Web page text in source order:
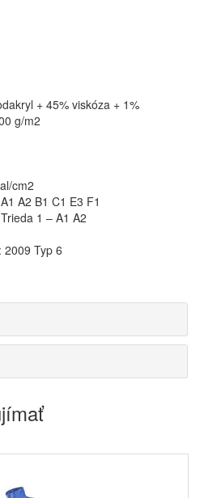
+ 45% viskóza + 1%
g/m2
cm2
A2 B1 C1 E3 F1
1 – A1 A2
2009 Typ 6